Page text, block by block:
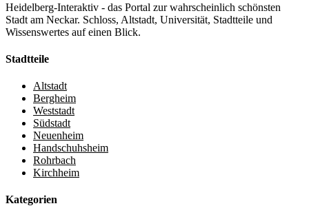
Heidelberg-Interaktiv - das Portal zur wahrscheinlich schönsten
Stadt am Neckar. Schloss, Altstadt, Universität, Stadtteile und
Wissenswertes auf einen Blick.
Stadtteile
Altstadt
Bergheim
Weststadt
Südstadt
Neuenheim
Handschuhsheim
Rohrbach
Kirchheim
Kategorien